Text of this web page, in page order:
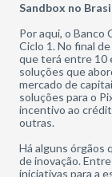
Sandbox no
Por aqui, o
Ciclo 1. No final
que terá entre 10
soluções que
mercado de
soluções para o
incentivo ao
outras.
Há alguns órgãos
de inovação.
iniciativas para a